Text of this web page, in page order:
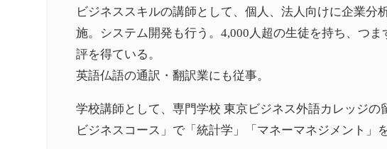
ビジネススキルの講師として、個人、法人向けに企業
施。システム開発も行う。4,000人超の生徒を持ち、つ
評を得ている。
英語仏語の通訳・翻訳業にも従事。
学校講師として、専門学校 東京ビジネス外語カレッジの
ビジネスコース」で「統計学」「マネーマネジメント」